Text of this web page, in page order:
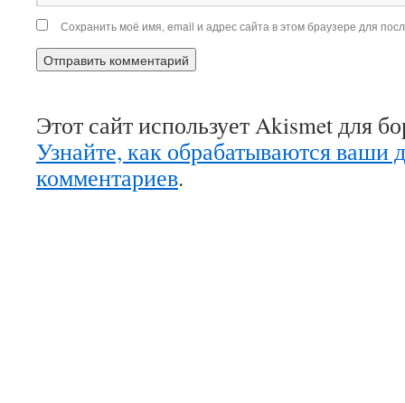
Сохранить моё имя, email и адрес сайта в этом браузере для
Этот сайт использует Akismet для
Узнайте, как обрабатываются ваши
комментариев.